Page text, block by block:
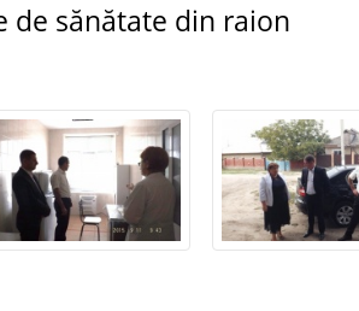
de sănătate din raion